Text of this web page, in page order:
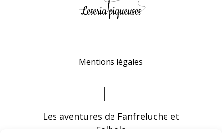
Mentions légales
Les aventures de Fanfreluche et
Falbala